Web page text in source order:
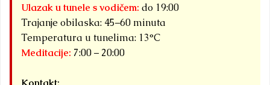
Ulazak u tunele s vodičem: do 19:00
Trajanje obilaska: 45–60 minuta
Temperatura u tunelima: 13°C
Meditacije: 7:00 – 20:00